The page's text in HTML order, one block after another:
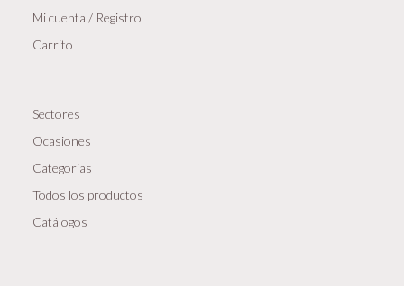
Mi cuenta / Registro
Carrito
Sectores
Ocasiones
Categorias
Todos los productos
Catálogos